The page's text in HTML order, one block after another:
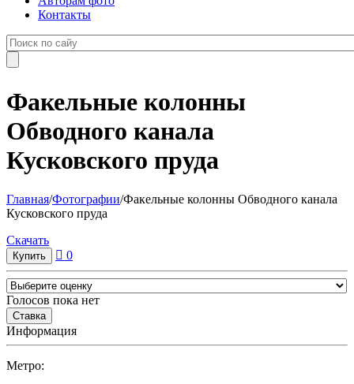
Контакты
Факельные колонны
Обводного канала
Кусковского пруда
Главная/Фотографии/Факельные колонны Обводного канала
Кусковского пруда
Cкачать
0
Голосов пока нет
Информация
Метро: